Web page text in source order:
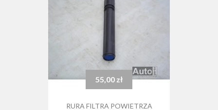
Cena
55,00 zł
RURA FILTRA POWIETRZA